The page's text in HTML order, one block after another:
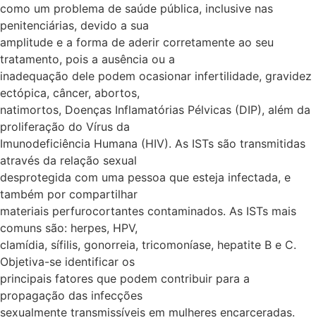
como um problema de saúde pública, inclusive nas
penitenciárias, devido a sua
amplitude e a forma de aderir corretamente ao seu
tratamento, pois a ausência ou a
inadequação dele podem ocasionar infertilidade, gravidez
ectópica, câncer, abortos,
natimortos, Doenças Inflamatórias Pélvicas (DIP), além da
proliferação do Vírus da
Imunodeficiência Humana (HIV). As ISTs são transmitidas
através da relação sexual
desprotegida com uma pessoa que esteja infectada, e
também por compartilhar
materiais perfurocortantes contaminados. As ISTs mais
comuns são: herpes, HPV,
clamídia, sífilis, gonorreia, tricomoníase, hepatite B e C.
Objetiva-se identificar os
principais fatores que podem contribuir para a
propagação das infecções
sexualmente transmissíveis em mulheres encarceradas.